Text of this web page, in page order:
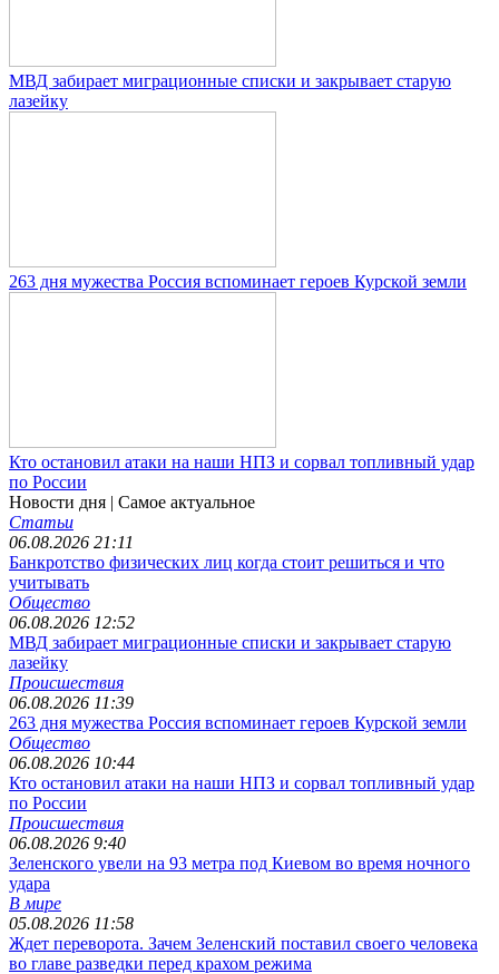
МВД забирает миграционные списки и закрывает старую
лазейку
263 дня мужества Россия вспоминает героев Курской земли
Кто остановил атаки на наши НПЗ и сорвал топливный удар
по России
Новости дня | Самое актуальное
Статьи
06.08.2026 21:11
Банкротство физических лиц когда стоит решиться и что
учитывать
Общество
06.08.2026 12:52
МВД забирает миграционные списки и закрывает старую
лазейку
Происшествия
06.08.2026 11:39
263 дня мужества Россия вспоминает героев Курской земли
Общество
06.08.2026 10:44
Кто остановил атаки на наши НПЗ и сорвал топливный удар
по России
Происшествия
06.08.2026 9:40
Зеленского увели на 93 метра под Киевом во время ночного
удара
В мире
05.08.2026 11:58
Ждет переворота. Зачем Зеленский поставил своего человека
во главе разведки перед крахом режима